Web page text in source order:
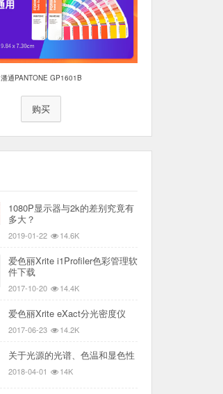
潘通PANTONE GP1601B
购买
1080P显示器与2k的差别究竟有
多大？
2019-01-22 14.6K
爱色丽Xrite i1Profiler色彩管理软
件下载
2017-10-20 14.4K
爱色丽Xrite eXact分光密度仪
2017-06-23 14.2K
关于光源的光谱、色温和显色性
2018-04-01 14K